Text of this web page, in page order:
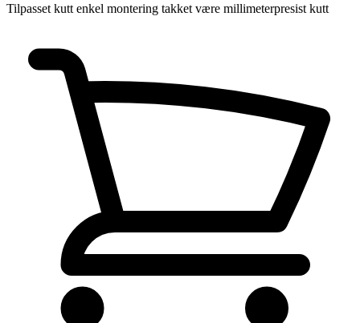
Tilpasset kutt enkel montering takket være millimeterpresist kutt